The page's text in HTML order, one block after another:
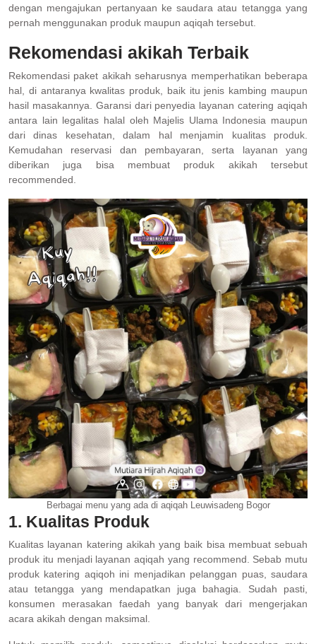
dengan mengajukan pertanyaan ke saudara atau tetangga yang
pernah menggunakan produk maupun aqiqah tersebut.
Rekomendasi akikah Terbaik
Rekomendasi paket akikah seharusnya memperhatikan beberapa
hal, di antaranya kwalitas produk, baik itu jenis kambing maupun
hasil masakannya. Garansi dari penyedia layanan catering aqiqah
antara lain legalitas halal oleh Majelis Ulama Indonesia maupun
dari dinas kesehatan, dalam hal menjamin kualitas produk.
Kemudahan reservasi dan pembayaran, serta layanan yang
diberikan juga bisa membuat produk akikah tersebut
recommended.
Berbagai menu yang ada di aqiqah Leuwisadeng Bogor
1. Kualitas Produk
Kualitas layanan katering akikah yang baik bisa membuat sebuah
produk itu menjadi layanan aqiqah yang recommend. Sebab mutu
produk katering aqiqoh ini menjadikan pelanggan puas, saudara
atau tetangga yang mendapatkan juga bahagia. Sudah pasti,
konsumen merasakan faedah yang banyak dari mengerjakan
acara akikah dengan maksimal.